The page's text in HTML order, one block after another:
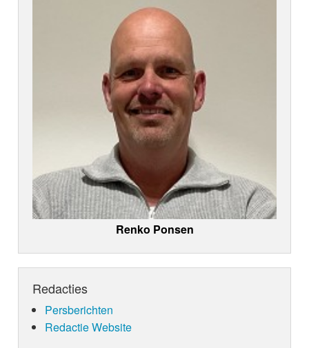
Renko Ponsen
Redacties
Persberichten
Redactie Website